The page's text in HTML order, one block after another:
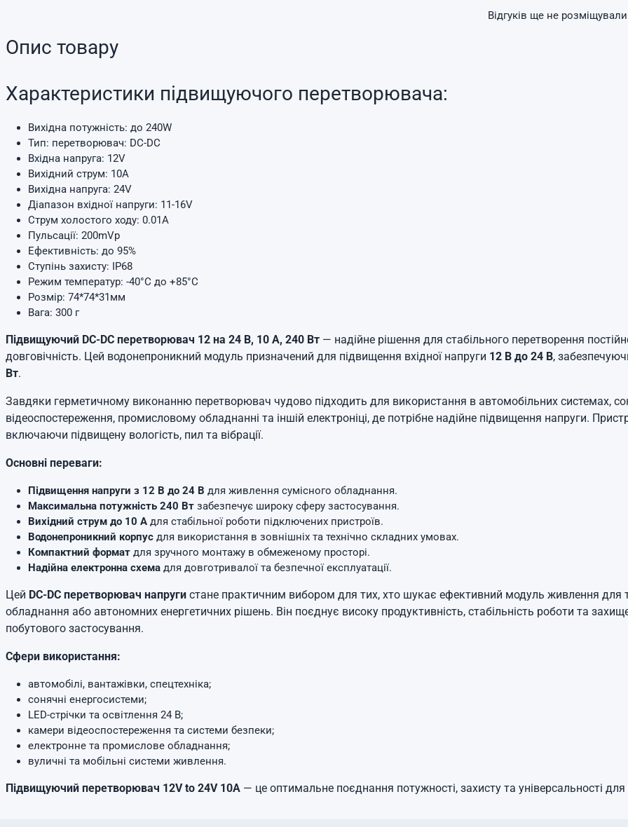
Відгуків ще не розміщували
Опис товару
Характеристики підвищуючого перетворювача:
Вихідна потужність: до 240W
Тип: перетворювач: DC-DC
Вхідна напруга: 12V
Вихідний струм: 10A
Вихідна напруга: 24V
Діапазон вхідної напруги: 11-16V
Струм холостого ходу: 0.01А
Пульсації: 200mVp
Ефективність: до 95%
Ступінь захисту: IP68
Режим температур: -40°C до +85°C
Розмір: 74*74*31мм
Вага: 300 г
Підвищуючий DC-DC перетворювач 12 на 24 В, 10 А, 240 Вт — надійне рішення для стабільного перетворення
довговічність. Цей водонепроникний модуль призначений для підвищення вхідної напруги 12 В до 24 В,
Вт.
Завдяки герметичному виконанню перетворювач чудово підходить для використання в автомобільних системах,
відеоспостереження, промисловому обладнанні та іншій електроніці, де потрібне надійне підвищення напруги.
включаючи підвищену вологість, пил та вібрації.
Основні переваги:
Підвищення напруги з 12 В до 24 В для живлення сумісного обладнання.
Максимальна потужність 240 Вт забезпечує широку сферу застосування.
Вихідний струм до 10 А для стабільної роботи підключених пристроїв.
Водонепроникний корпус для використання в зовнішніх та технічно складних умовах.
Компактний формат для зручного монтажу в обмеженому просторі.
Надійна електронна схема для довготривалої та безпечної експлуатації.
Цей DC-DC перетворювач напруги стане практичним вибором для тих, хто шукає ефективний модуль живлення для
обладнання або автономних енергетичних рішень. Він поєднує високу продуктивність, стабільність роботи та
побутового застосування.
Сфери використання:
автомобілі, вантажівки, спецтехніка;
сонячні енергосистеми;
LED-стрічки та освітлення 24 В;
камери відеоспостереження та системи безпеки;
електронне та промислове обладнання;
вуличні та мобільні системи живлення.
Підвищуючий перетворювач 12V to 24V 10A — це оптимальне поєднання потужності, захисту та універсальності